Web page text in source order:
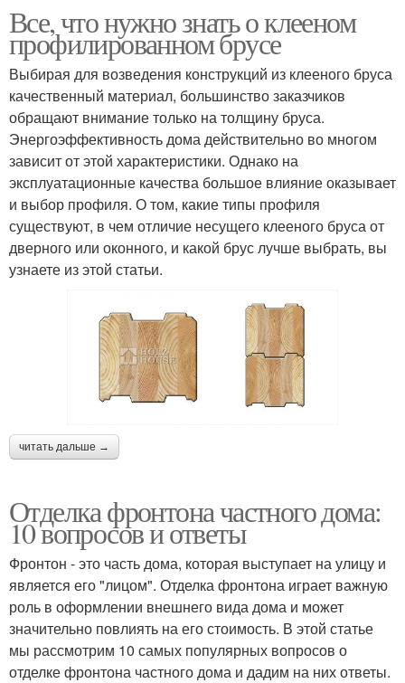
Все, что нужно знать о клееном
профилированном брусе
Выбирая для возведения конструкций из клееного бруса
качественный материал, большинство заказчиков
обращают внимание только на толщину бруса.
Энергоэффективность дома действительно во многом
зависит от этой характеристики. Однако на
эксплуатационные качества большое влияние оказывает
и выбор профиля. О том, какие типы профиля
существуют, в чем отличие несущего клееного бруса от
дверного или оконного, и какой брус лучше выбрать, вы
узнаете из этой статьи.
читать дальше →
Отделка фронтона частного дома:
10 вопросов и ответы
Фронтон - это часть дома, которая выступает на улицу и
является его "лицом". Отделка фронтона играет важную
роль в оформлении внешнего вида дома и может
значительно повлиять на его стоимость. В этой статье
мы рассмотрим 10 самых популярных вопросов о
отделке фронтона частного дома и дадим на них ответы.